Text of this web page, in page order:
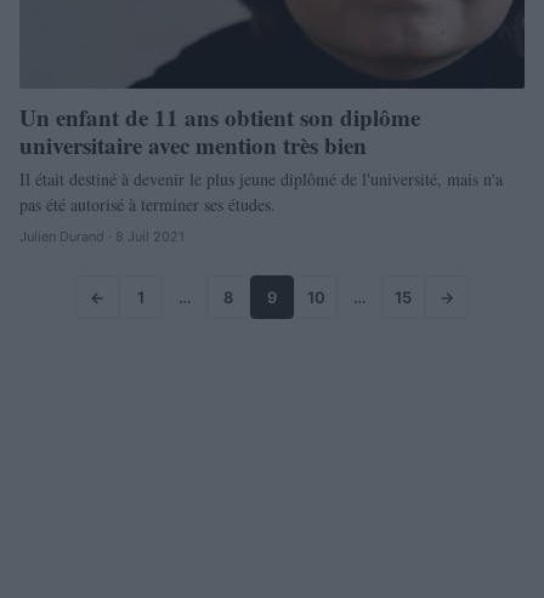
Un enfant de 11 ans obtient son diplôme
universitaire avec mention très bien
Il était destiné à devenir le plus jeune diplômé de l'université, mais n'a
pas été autorisé à terminer ses études.
Julien Durand · 8 Juil 2021
← 1 … 8 9 10 … 15 →